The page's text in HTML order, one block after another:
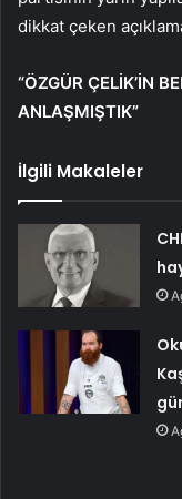
dikkat çeken
“ÖZGÜR ÇELİK’İN
ANLAŞMIŞTIK”
İlgili Makaleler